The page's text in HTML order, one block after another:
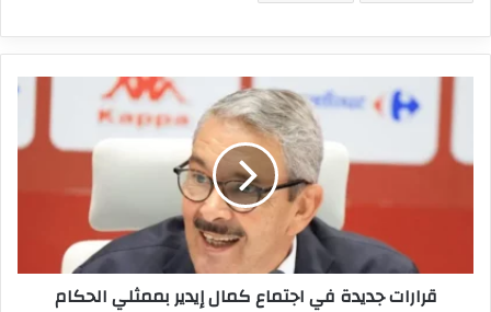
اجتماع
قرارات جديدة في اجتماع كمال إيدير بممثلي الحكام